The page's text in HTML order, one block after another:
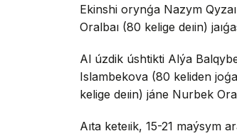
Ekinshi orynǵa Nazym
Oralbaı (80 kelige deıin)
Al úzdik úshtikti Alýa
Islambekova (80 keliden
kelige deıin) jáne Nurbek
Aıta keteıik, 15-21 maýsym